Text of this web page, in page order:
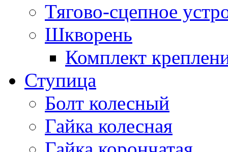
Тягово-сцепное
Шкворень
Комплект
Ступица
Болт колесный
Гайка колесная